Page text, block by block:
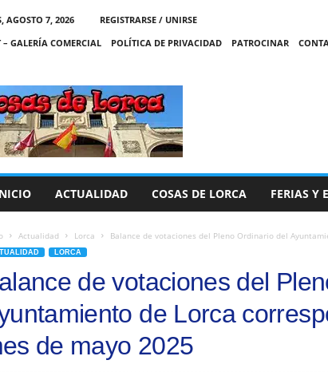
AGOSTO 7, 2026
REGISTRARSE / UNIRSE
– GALERÍA COMERCIAL
POLÍTICA DE PRIVACIDAD PATROCINAR
ACTUALIDAD COSAS DE LORCA FERIAS Y
Actualidad Lorca Balance de votaciones del Pleno Ordinario del
LORCA
de votaciones del
de Lorca
de mayo 2025